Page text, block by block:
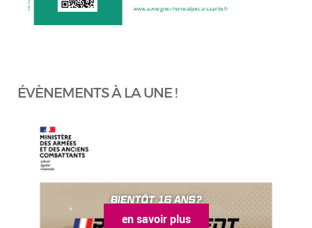
ÉVÈNEMENTS À LA UNE !
en savoir plus